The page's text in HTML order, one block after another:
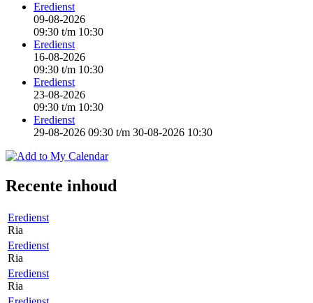
Eredienst
09-08-2026
09:30 t/m 10:30
Eredienst
16-08-2026
09:30 t/m 10:30
Eredienst
23-08-2026
09:30 t/m 10:30
Eredienst
29-08-2026 09:30 t/m 30-08-2026 10:30
Recente inhoud
Eredienst
Ria
Eredienst
Ria
Eredienst
Ria